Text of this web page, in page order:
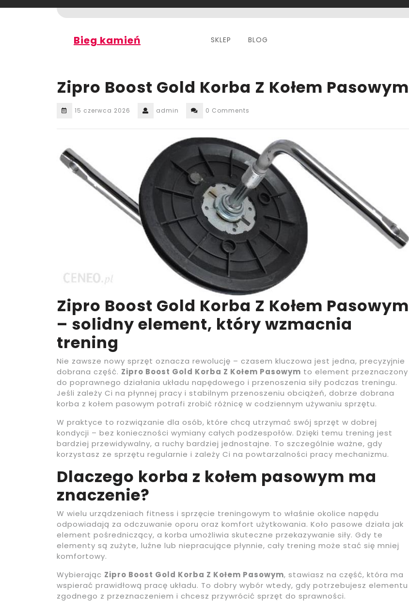
Bieg kamień SKLEP BLOG
Zipro Boost Gold Korba Z Kołem Pasowym
15 czerwca 2026 admin 0 Comments
Zipro Boost Gold Korba Z Kołem Pasowym
– solidny element, który wzmacnia
trening
Nie zawsze nowy sprzęt oznacza rewolucję – czasem kluczowa jest jedna, precyzyjnie
dobrana część. Zipro Boost Gold Korba Z Kołem Pasowym to element przeznaczony
do poprawnego działania układu napędowego i przenoszenia siły podczas treningu.
Jeśli zależy Ci na płynnej pracy i stabilnym przenoszeniu obciążeń, dobrze dobrana
korba z kołem pasowym potrafi zrobić różnicę w codziennym używaniu sprzętu.
W praktyce to rozwiązanie dla osób, które chcą utrzymać swój sprzęt w dobrej
kondycji – bez konieczności wymiany całych podzespołów. Dzięki temu trening jest
bardziej przewidywalny, a ruchy bardziej jednostajne. To szczególnie ważne, gdy
korzystasz ze sprzętu regularnie i zależy Ci na powtarzalności pracy mechanizmu.
Dlaczego korba z kołem pasowym ma
znaczenie?
W wielu urządzeniach fitness i sprzęcie treningowym to właśnie okolice napędu
odpowiadają za odczuwanie oporu oraz komfort użytkowania. Koło pasowe działa jak
element pośredniczący, a korba umożliwia skuteczne przekazywanie siły. Gdy te
elementy są zużyte, luźne lub niepracujące płynnie, cały trening może stać się mniej
komfortowy.
Wybierając Zipro Boost Gold Korba Z Kołem Pasowym, stawiasz na część, która ma
wspierać prawidłową pracę układu. To dobry wybór wtedy, gdy potrzebujesz elementu
zgodnego z przeznaczeniem i chcesz przywrócić sprzęt do sprawności.